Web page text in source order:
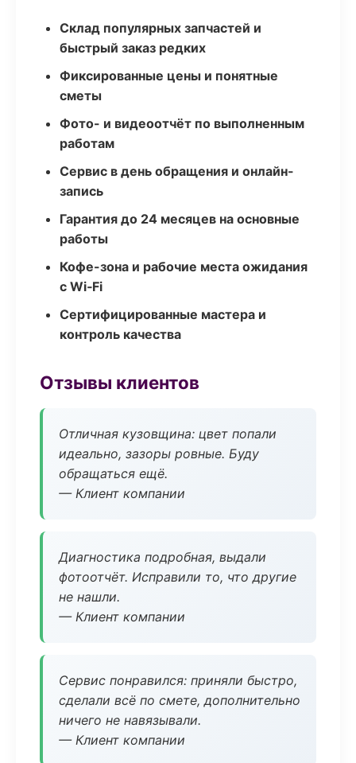
Склад популярных запчастей и
быстрый заказ редких
Фиксированные цены и понятные
сметы
Фото- и видеоотчёт по выполненным
работам
Сервис в день обращения и онлайн-
запись
Гарантия до 24 месяцев на основные
работы
Кофе-зона и рабочие места ожидания
с Wi‑Fi
Сертифицированные мастера и
контроль качества
Отзывы клиентов
Отличная кузовщина: цвет попали
идеально, зазоры ровные. Буду
обращаться ещё.
— Клиент компании
Диагностика подробная, выдали
фотоотчёт. Исправили то, что другие
не нашли.
— Клиент компании
Сервис понравился: приняли быстро,
сделали всё по смете, дополнительно
ничего не навязывали.
— Клиент компании